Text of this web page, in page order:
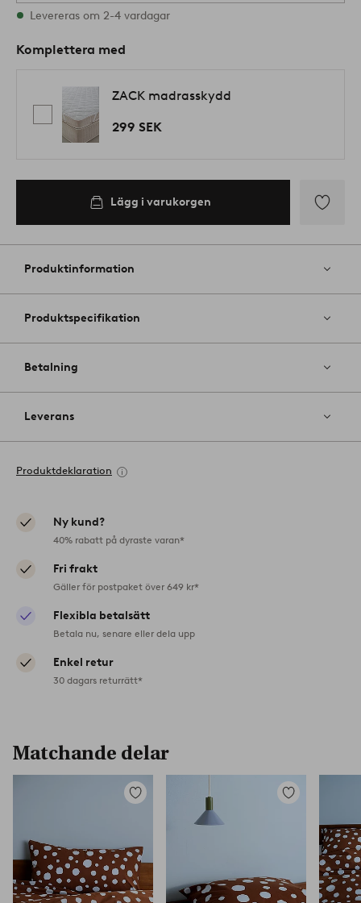
Alla storlekar finns i lager
Levereras om 2-4 vardagar
Komplettera med
ZACK madrasskydd
299 SEK
Lägg i varukorgen
till
favoriter
Produktinformation
Produktspecifikation
Betalning
Leverans
Produktdeklaration
Ny kund?
40% rabatt på dyraste varan*
Fri frakt
Gäller för postpaket över 649 kr*
Flexibla betalsätt
Betala nu, senare eller dela upp
Enkel retur
30 dagars returrätt*
Matchande delar
Lägg
Lägg